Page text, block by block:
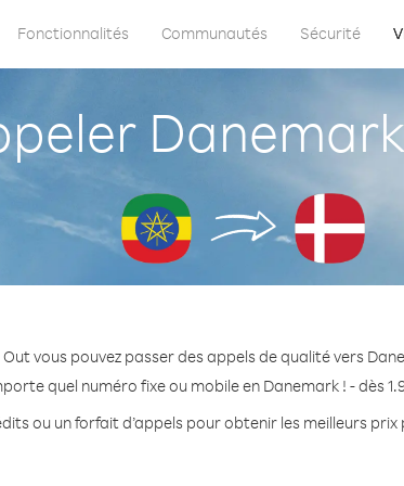
Fonctionnalités Communautés Sécurité
Out vous pouvez passer des appels de qualité vers
quel numéro fixe ou mobile en Danemark ! - dès
ou un forfait d’appels pour obtenir les meilleurs